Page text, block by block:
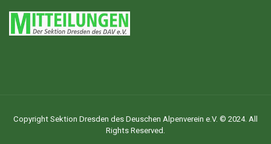
Copyright Sektion Dresden des Deuschen Alpenverein e.V. © 2024. All
Rights Reserved.